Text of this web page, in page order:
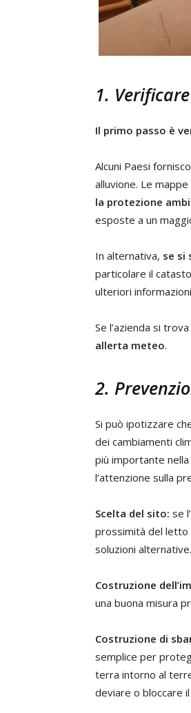
1.
Il primo passo è
Alcuni Paesi
alluvione. Le
la protezione
esposte a un
In alternativa, se si
particolare il
ulteriori
Se l’azienda si
allerta meteo.
2.
Si può ipotizzare
dei cambiamenti
più importante nella
l’attenzione sulla
Scelta del sito: se
prossimità del letto
soluzioni alternative.
Costruzione
una buona misura
Costruzione di
semplice per
terra intorno al
deviare o bloccare il